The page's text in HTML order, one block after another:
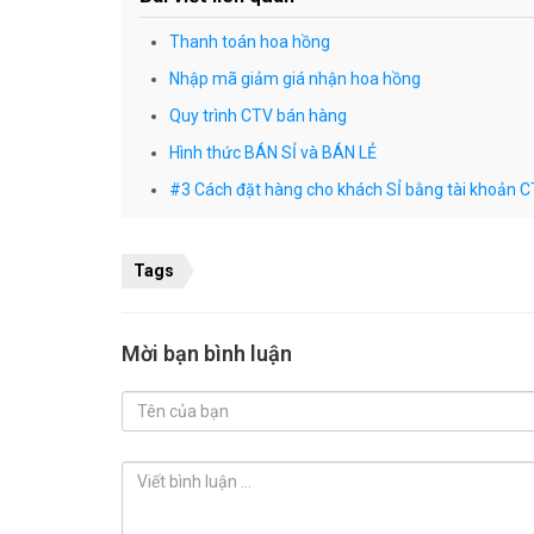
Thanh toán hoa hồng
Nhập mã giảm giá nhận hoa hồng
Quy trình CTV bán hàng
Hình thức BÁN SỈ và BÁN LẺ
#3 Cách đặt hàng cho khách SỈ bằng tài khoản
Tags
Mời bạn bình luận